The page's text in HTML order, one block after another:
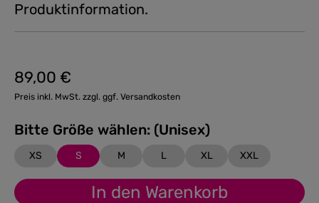
Produktinformation.
Regulärer Preis:
89,00 €
Preis inkl. MwSt. zzgl. ggf. Versandkosten
Bitte Größe wählen: (Unisex)
XS S M L XL XXL
In den Warenkorb